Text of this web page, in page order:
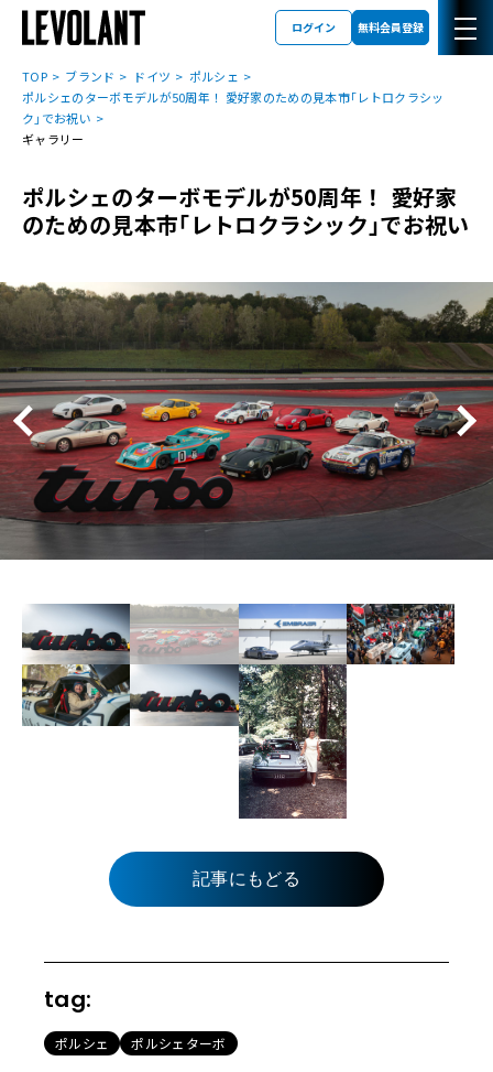
ログイン 無料会員登録
TOP ブランド ドイツ
ポルシェ
ポルシェのターボモデルが50周年！ 愛好家のための見本市｢レトロクラシッ
ク｣でお祝い
ギャラリー
ポルシェのターボモデルが50周年！ 愛好家
のための見本市｢レトロクラシック｣でお祝い
記事にもどる
tag:
ポルシェ ポルシェターボ